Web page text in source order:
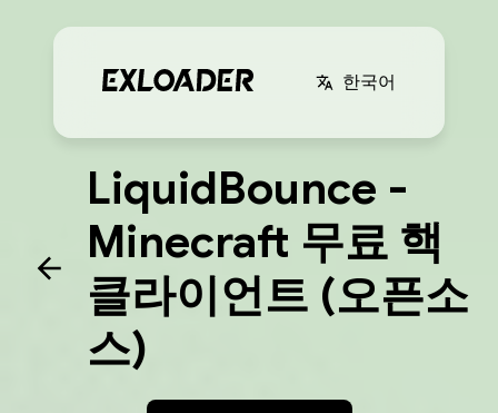
한국어
LiquidBounce -
Minecraft 무료 핵
클라이언트 (오픈소
스)